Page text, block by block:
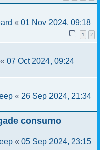
« 01 Nov 2024, 09:18
1 2
« 07 Oct 2024, 09:24
« 26 Sep 2024, 21:34
consumo
« 05 Sep 2024, 23:15